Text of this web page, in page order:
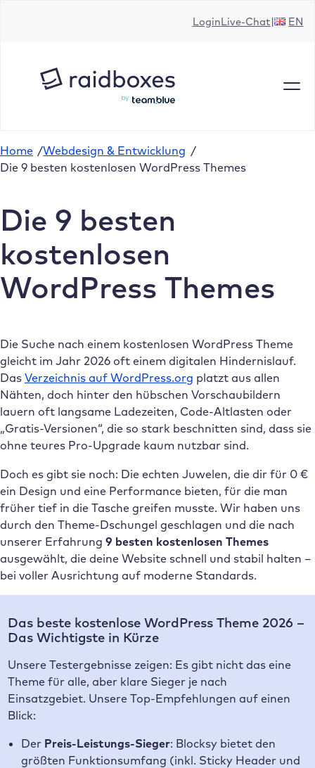
LoginLive-Chat EN
Home /Webdesign & Entwicklung /
Die 9 besten kostenlosen WordPress Themes
Die 9 besten
kostenlosen
WordPress Themes
Die Suche nach einem kostenlosen WordPress Theme
gleicht im Jahr 2026 oft einem digitalen Hindernislauf.
Das Verzeichnis auf WordPress.org platzt aus allen
Nähten, doch hinter den hübschen Vorschaubildern
lauern oft langsame Ladezeiten, Code-Altlasten oder
„Gratis-Versionen“, die so stark beschnitten sind, dass sie
ohne teures Pro-Upgrade kaum nutzbar sind.
Doch es gibt sie noch: Die echten Juwelen, die dir für 0 €
ein Design und eine Performance bieten, für die man
früher tief in die Tasche greifen musste. Wir haben uns
durch den Theme-Dschungel geschlagen und die nach
unserer Erfahrung 9 besten kostenlosen Themes
ausgewählt, die deine Website schnell und stabil halten –
bei voller Ausrichtung auf moderne Standards.
Das beste kostenlose WordPress Theme 2026 –
Das Wichtigste in Kürze
Unsere Testergebnisse zeigen: Es gibt nicht das eine
Theme für alle, aber klare Sieger je nach
Einsatzgebiet. Unsere Top-Empfehlungen auf einen
Blick:
Der Preis-Leistungs-Sieger: Blocksy bietet den
größten Funktionsumfang (inkl. Sticky Header und